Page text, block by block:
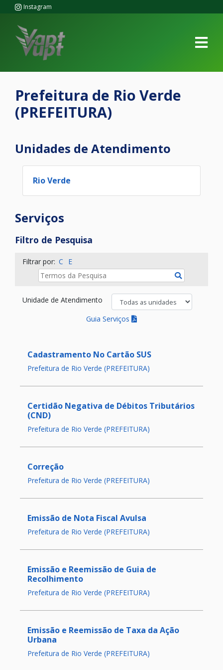
Instagram
Prefeitura de Rio Verde
(PREFEITURA)
Unidades de Atendimento
Rio Verde
Serviços
Filtro de Pesquisa
Filtrar por: C
E
Termos da Pesquisa:
Pesquisar
Unidade de Atendimento
Guia Serviços
Cadastramento No Cartão SUS
Prefeitura de Rio Verde (PREFEITURA)
Certidão Negativa de Débitos Tributários
(CND)
Prefeitura de Rio Verde (PREFEITURA)
Correção
Prefeitura de Rio Verde (PREFEITURA)
Emissão de Nota Fiscal Avulsa
Prefeitura de Rio Verde (PREFEITURA)
Emissão e Reemissão de Guia de
Recolhimento
Prefeitura de Rio Verde (PREFEITURA)
Emissão e Reemissão de Taxa da Ação
Urbana
Prefeitura de Rio Verde (PREFEITURA)